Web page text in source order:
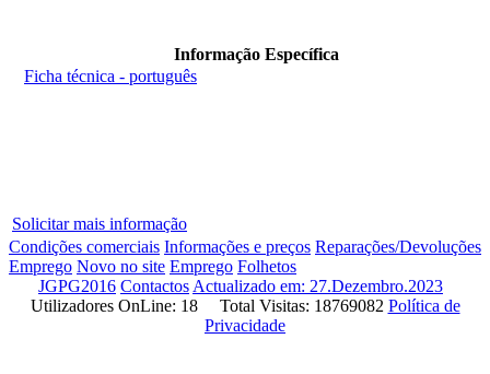
Informação Específica
Ficha técnica - português
Solicitar mais informação
Condições comerciais Informações e preços Reparações/Devoluções
Emprego Novo no site Emprego Folhetos
JGPG2016 Contactos Actualizado em: 27.Dezembro.2023
Utilizadores OnLine: 18 Total Visitas: 18769082 Política de
Privacidade